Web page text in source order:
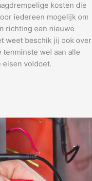
kosten die
iedereen mogelijk om
richting een nieuwe
weet beschik jij ook over
tenminste wel aan alle
eisen voldoet.